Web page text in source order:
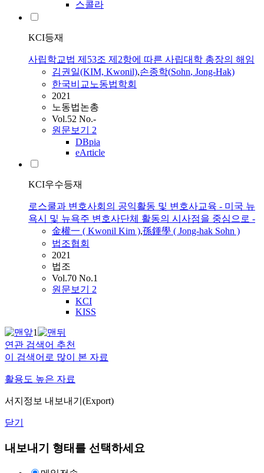
스콜라
KCI등재
사립학교법 제53조 제2항에 따른 사립대학 총장의 해임
김권일(KIM, Kwonil),손종학(Sohn, Jong-Hak)
한국비교노동법학회
2021
노동법논총
Vol.52 No.-
원문보기 2
DBpia
eArticle
KCI우수등재
로스쿨과 변호사회의 공익활동 및 변호사교육 - 미국 뉴
욕시 및 뉴욕주 변호사단체 활동의 시사점을 중심으로 -
金權一 ( Kwonil Kim ),孫鍾學 ( Jong-hak Sohn )
법조협회
2021
법조
Vol.70 No.1
원문보기 2
KCI
KISS
1
연관 검색어 추천
이 검색어로 많이 본 자료
활용도 높은 자료
서지정보 내보내기(Export)
닫기
내보내기 형태를 선택하세요